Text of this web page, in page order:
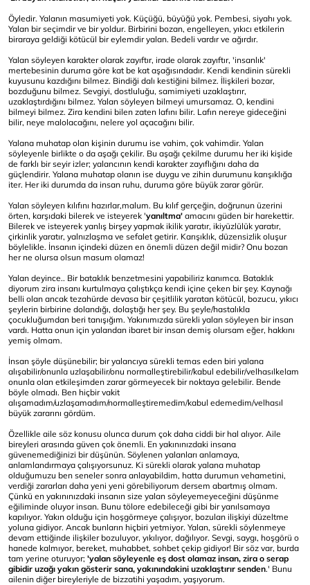
Öyledir. Yalanın masumiyeti yok. Küçüğü, büyüğü yok. Pembesi, siyahı yok.
Yalan bir seçimdir ve bir yoldur. Birbirini bozan, engelleyen, yıkıcı etkilerin
biraraya geldiği kötücül bir eylemdir yalan. Bedeli vardır ve ağırdır.
Yalan söyleyen karakter olarak zayıftır, irade olarak zayıftır, 'insanlık'
mertebesinin duruma göre kat be kat aşağısındadır. Kendi kendinin sürekli
kuyusunu kazdığını bilmez. Bindiği dalı kestiğini bilmez. İlişkileri bozar,
bozduğunu bilmez. Sevgiyi, dostluluğu, samimiyeti uzaklaştırır,
uzaklaştırdığını bilmez. Yalan söyleyen bilmeyi umursamaz. O, kendini
bilmeyi bilmez. Zira kendini bilen zaten lafını bilir. Lafın nereye gideceğini
bilir, neye malolacağını, nelere yol açacağını bilir.
Yalana muhatap olan kişinin durumu ise vahim, çok vahimdir. Yalan
söyleyenle birlikte o da aşağı çekilir. Bu aşağı çekilme durumu her iki kişide
de farklı bir seyir izler; yalancının kendi karakter zayıflığını daha da
güçlendirir. Yalana muhatap olanın ise duygu ve zihin durumunu karışıklığa
iter. Her iki durumda da insan ruhu, duruma göre büyük zarar görür.
Yalan söyleyen kılıfını hazırlar,malum. Bu kılıf gerçeğin, doğrunun üzerini
örten, karşıdaki bilerek ve isteyerek 'yanıltma' amacını güden bir harekettir.
Bilerek ve isteyerek yanlış birşey yapmak ikilik yaratır, ikiyüzlülük yaratır,
çirkinlik yaratır, yalnızlaşma ve sefalet getirir. Karışıklık, düzensizlik oluşur
böylelikle. İnsanın içindeki düzen en önemli düzen değil midir? Onu bozan
her ne olursa olsun masum olamaz!
Yalan deyince.. Bir bataklık benzetmesini yapabiliriz kanımca. Bataklık
diyorum zira insanı kurtulmaya çalıştıkça kendi içine çeken bir şey. Kaynağı
belli olan ancak tezahürde devasa bir çeşitlilik yaratan kötücül, bozucu, yıkıcı
şeylerin birbirine dolandığı, dolaştığı her şey. Bu şeyle/hastalıkla
çocukluğumdan beri tanışığım. Yakınımızda sürekli yalan söyleyen bir insan
vardı. Hatta onun için yalandan ibaret bir insan demiş olursam eğer, hakkını
yemiş olmam.
İnsan şöyle düşünebilir; bir yalancıya sürekli temas eden biri yalana
alışabilir/onunla uzlaşabilir/onu normalleştirebilir/kabul edebilir/velhasılkelam
onunla olan etkileşimden zarar görmeyecek bir noktaya gelebilir. Bende
böyle olmadı. Ben hiçbir vakit
alışamadım/uzlaşamadım/normalleştiremedim/kabul edemedim/velhasıl
büyük zararını gördüm.
Özellikle aile söz konusu olunca durum çok daha ciddi bir hal alıyor. Aile
bireyleri arasında güven çok önemli. En yakınınızdaki insana
güvenemediğinizi bir düşünün. Söylenen yalanları anlamaya,
anlamlandırmaya çalışıyorsunuz. Ki sürekli olarak yalana muhatap
olduğumuzu ben seneler sonra anlayabildim, hatta durumun vehametini,
verdiği zararları daha yeni yeni görebiliyorum dersem abartmış olmam.
Çünkü en yakınınızdaki insanın size yalan söyleyemeyeceğini düşünme
eğiliminde oluyor insan. Bunu tölore edebileceği gibi bir yanılsamaya
kapılıyor. Yakın olduğu için hoşgörmeye çalışıyor, bozulan ilişkiyi düzeltme
yoluna gidiyor. Ancak bunların hiçbiri yetmiyor. Yalan, sürekli söylenmeye
devam ettiğinde ilişkiler bozuluyor, yıkılıyor, dağılıyor. Sevgi, saygı, hoşgörü o
hanede kalmıyor, bereket, muhabbet, sohbet çekip gidiyor! Bir söz var, burda
tam yerine oturuyor; 'yalan söyleyenle eş dost olamaz insan, zira o serap
gibidir uzağı yakın gösterir sana, yakınındakini uzaklaştırır senden.' Bunu
ailenin diğer bireyleriyle de bizzatihi yaşadım, yaşıyorum.